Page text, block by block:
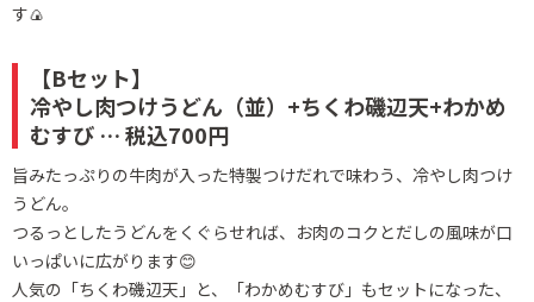
す🍙
【Bセット】
冷やし肉つけうどん（並）+ちくわ磯辺天+わかめ
むすび … 税込700円
旨みたっぷりの牛肉が入った特製つけだれで味わう、冷やし肉つけ
うどん。
つるっとしたうどんをくぐらせれば、お肉のコクとだしの風味が口
いっぱいに広がります😊
人気の「ちくわ磯辺天」と、「わかめむすび」もセットになった、